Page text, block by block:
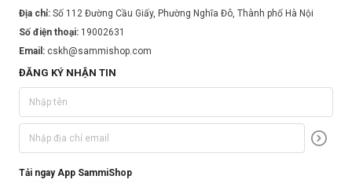
Địa chỉ: Số 112 Đường Cầu Giấy, Phường Nghĩa Đô, Thành phố Hà Nội
Số điện thoại: 19002631
Email: cskh@sammishop.com
ĐĂNG KÝ NHẬN TIN
Tải ngay App SammiShop